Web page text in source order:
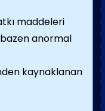
maddeleri
anormal
kaynaklanan